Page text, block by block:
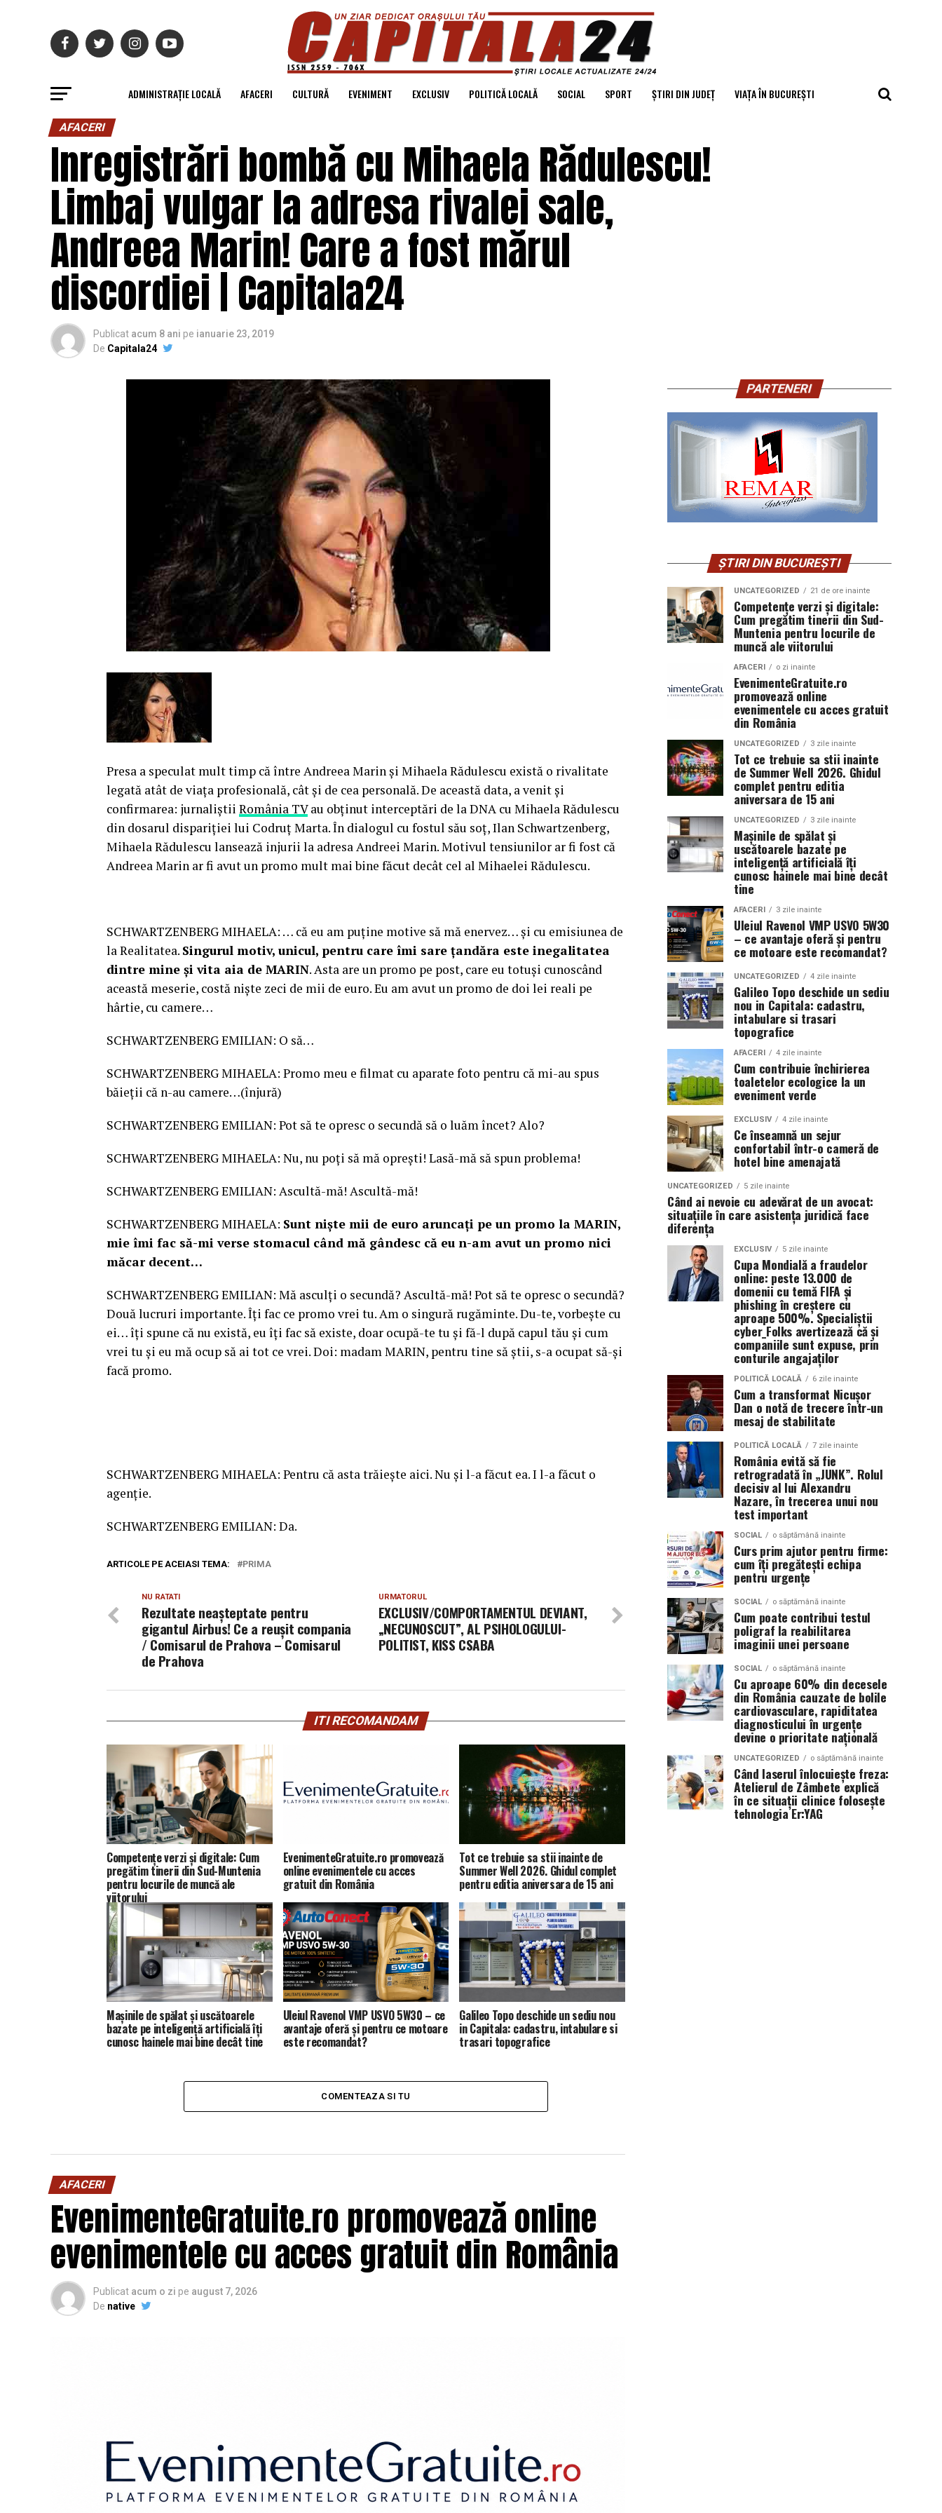
ADMINISTRAȚIE LOCALĂ AFACERI CULTURĂ EVENIMENT EXCLUSIV POLITICĂ LOCALĂ SOCIAL SPORT ȘTIRI DIN JUDEȚ VIAȚA ÎN BUCUREȘTI
AFACERI
Inregistrări bombă cu Mihaela Rădulescu!
Limbaj vulgar la adresa rivalei sale,
Andreea Marin! Care a fost mărul
discordiei | Capitala24
Publicat acum 8 ani pe ianuarie 23, 2019
De Capitala24
Presa a speculat mult timp că între Andreea Marin şi Mihaela Rădulescu există o rivalitate
legată atât de viaţa profesională, cât şi de cea personală. De această data, a venit şi
confirmarea: jurnaliştii România TVau obţinut interceptări de la DNA cu Mihaela Rădulescu
din dosarul dispariţiei lui Codruţ Marta. În dialogul cu fostul său soţ, Ilan Schwartzenberg,
Mihaela Rădulescu lansează injurii la adresa Andreei Marin.Motivul tensiunilor ar fi fost că
Andreea Marin ar fi avut un promo mult mai bine făcut decât cel al Mihaelei Rădulescu.
SCHWARTZENBERG MIHAELA: … că eu am puţine motive să mă enervez… şi cu emisiunea de
la Realitatea. Singurul motiv, unicul, pentru care îmi sare ţandăra este inegalitatea
dintre mine şi vita aia de MARIN. Asta are un promo pe post, care eu totuşi cunoscând
această meserie, costă nişte zeci de mii de euro. Eu am avut un promo de doi lei reali pe
hârtie, cu camere…
SCHWARTZENBERG EMILIAN: O să…
SCHWARTZENBERG MIHAELA: Promo meu e filmat cu aparate foto pentru că mi-au spus
băieţii că n-au camere…(înjură)
SCHWARTZENBERG EMILIAN: Pot să te opresc o secundă să o luăm încet? Alo?
SCHWARTZENBERG MIHAELA: Nu, nu poţi să mă opreşti! Lasă-mă să spun problema!
SCHWARTZENBERG EMILIAN: Ascultă-mă! Ascultă-mă!
SCHWARTZENBERG MIHAELA: Sunt nişte mii de euro aruncaţi pe un promo la MARIN,
mie îmi fac să-mi verse stomacul când mă gândesc că eu n-am avut un promo nici
măcar decent…
SCHWARTZENBERG EMILIAN: Mă asculţi o secundă? Ascultă-mă! Pot să te opresc o secundă?
Două lucruri importante. Îţi fac ce promo vrei tu. Am o singură rugăminte. Du-te, vorbeşte cu
ei… îţi spune că nu există, eu îţi fac să existe, doar ocupă-te tu şi fă-l după capul tău şi cum
vrei tu şi eu mă ocup să ai tot ce vrei. Doi: madam MARIN, pentru tine să ştii, s-a ocupat să-şi
facă promo.
SCHWARTZENBERG MIHAELA: Pentru că asta trăieşte aici. Nu şi l-a făcut ea. I l-a făcut o
agenţie.
SCHWARTZENBERG EMILIAN: Da.
ARTICOLE PE ACEIASI TEMA: PRIMA
URMATORUL
EXCLUSIV/COMPORTAMENTUL DEVIANT,
„NECUNOSCUT”, AL PSIHOLOGULUI-
POLITIST, KISS CSABA
NU RATATI
Rezultate neaşteptate pentru
gigantul Airbus! Ce a reuşit compania
/ Comisarul de Prahova – Comisarul
de Prahova
ITI RECOMANDAM
Competențe verzi și digitale: Cum
pregătim tinerii din Sud-Muntenia
pentru locurile de muncă ale
viitorului
EvenimenteGratuite.ro promovează
online evenimentele cu acces
gratuit din România
Tot ce trebuie sa stii inainte de
Summer Well 2026. Ghidul complet
pentru editia aniversara de 15 ani
Mașinile de spălat și uscătoarele
bazate pe inteligență artificială îți
cunosc hainele mai bine decât tine
Uleiul Ravenol VMP USVO 5W30 – ce
avantaje oferă și pentru ce motoare
este recomandat?
Galileo Topo deschide un sediu nou
in Capitala: cadastru, intabulare si
trasari topografice
COMENTEAZA SI TU
AFACERI
EvenimenteGratuite.ro promovează online
evenimentele cu acces gratuit din România
Publicat acum o zi pe august 7, 2026
De native
PARTENERI
ȘTIRI DIN BUCUREȘTI
UNCATEGORIZED 21 de ore inainte
Competențe verzi și digitale:
Cum pregătim tinerii din Sud-
Muntenia pentru locurile de
muncă ale viitorului
AFACERI o zi inainte
EvenimenteGratuite.ro
promovează online
evenimentele cu acces gratuit
din România
UNCATEGORIZED 3 zile inainte
Tot ce trebuie sa stii inainte
de Summer Well 2026. Ghidul
complet pentru editia
aniversara de 15 ani
UNCATEGORIZED 3 zile inainte
Mașinile de spălat și
uscătoarele bazate pe
inteligență artificială îți
cunosc hainele mai bine decât
tine
AFACERI 3 zile inainte
Uleiul Ravenol VMP USVO 5W30
– ce avantaje oferă și pentru
ce motoare este recomandat?
UNCATEGORIZED 4 zile inainte
Galileo Topo deschide un sediu
nou in Capitala: cadastru,
intabulare si trasari
topografice
AFACERI 4 zile inainte
Cum contribuie închirierea
toaletelor ecologice la un
eveniment verde
EXCLUSIV 4 zile inainte
Ce înseamnă un sejur
confortabil într-o cameră de
hotel bine amenajată
UNCATEGORIZED 5 zile inainte
Când ai nevoie cu adevărat de un avocat:
situațiile în care asistența juridică face
diferența
EXCLUSIV 5 zile inainte
Cupa Mondială a fraudelor
online: peste 13.000 de
domenii cu temă FIFA și
phishing în creștere cu
aproape 500%. Specialiștii
cyber_Folks avertizează că și
companiile sunt expuse, prin
conturile angajaților
POLITICĂ LOCALĂ 6 zile inainte
Cum a transformat Nicușor
Dan o notă de trecere într-un
mesaj de stabilitate
POLITICĂ LOCALĂ 7 zile inainte
România evită să fie
retrogradată în „JUNK”. Rolul
decisiv al lui Alexandru
Nazare, în trecerea unui nou
test important
SOCIAL o săptămână inainte
Curs prim ajutor pentru firme:
cum îți pregătești echipa
pentru urgențe
SOCIAL o săptămână inainte
Cum poate contribui testul
poligraf la reabilitarea
imaginii unei persoane
SOCIAL o săptămână inainte
Cu aproape 60% din decesele
din România cauzate de bolile
cardiovasculare, rapiditatea
diagnosticului în urgențe
devine o prioritate națională
UNCATEGORIZED o săptămână inainte
Când laserul înlocuiește freza:
Atelierul de Zâmbete explică
în ce situații clinice folosește
tehnologia Er:YAG